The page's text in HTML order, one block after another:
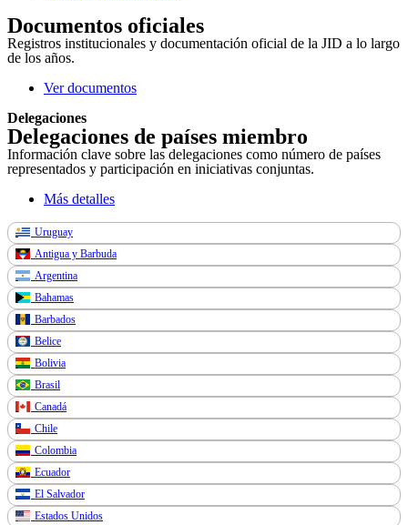
Documentos oficiales
Registros institucionales y documentación oficial de la JID a lo largo
de los años.
Ver documentos
Delegaciones
Delegaciones de países miembro
Información clave sobre las delegaciones como número de países
representados y participación en iniciativas conjuntas.
Más detalles
Uruguay
Antigua y Barbuda
Argentina
Bahamas
Barbados
Belice
Bolivia
Brasil
Canadá
Chile
Colombia
Ecuador
El Salvador
Estados Unidos